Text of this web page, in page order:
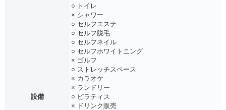
設備
○ トイレ
× シャワー
○ セルフエステ
○ セルフ脱毛
○ セルフネイル
○ セルフホワイトニング
× ゴルフ
○ ストレッチスペース
× カラオケ
× ランドリー
○ ピラティス
× ドリンク販売